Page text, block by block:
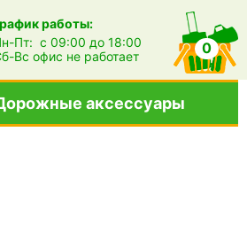
работы:
Пт:с 09:00 до 18:00
Всофис не работает 0
аксессуары